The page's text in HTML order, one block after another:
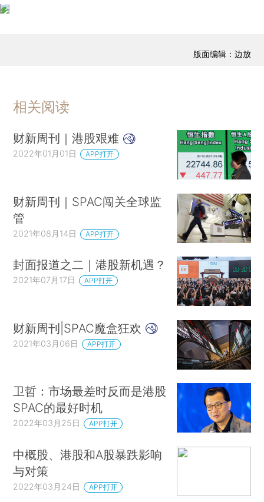
版面编辑：边放
相关阅读
财新周刊｜港股艰难
2022年01月01日 APP打开
财新周刊｜SPAC闯关全球监
管
2021年08月14日 APP打开
封面报道之二｜港股新机遇？
2021年07月17日 APP打开
财新周刊|SPAC魔盒狂欢
2021年03月06日 APP打开
卫哲：市场最差时反而是港股
SPAC的最好时机
2022年03月25日 APP打开
中概股、港股和A股暴跌影响
与对策
2022年03月24日 APP打开